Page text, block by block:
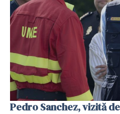
Pedro Sanchez, vizită